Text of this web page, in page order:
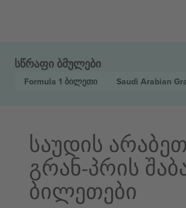
სწრაფი ბმულები
Formula 1 ბილეთი Saudi Arabian
საუდის
გრან-პრის
ბილეთები